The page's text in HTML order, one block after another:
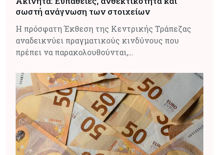
σωστή ανάγνωση των στοιχείων
Η πρόσφατη Έκθεση της Κεντρικής Τράπεζας
αναδεικνύει πραγματικούς κινδύνους που
πρέπει να παρακολουθούνται,…